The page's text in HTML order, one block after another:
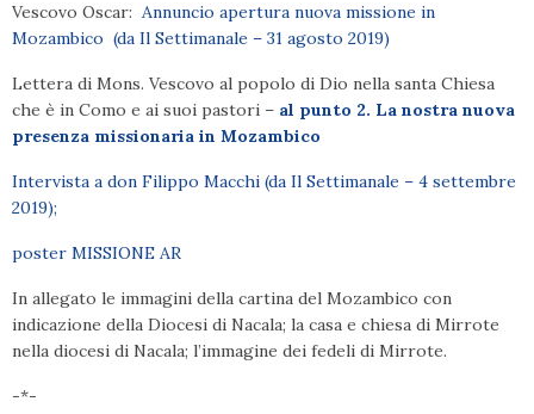
Vescovo Oscar: Annuncio apertura nuova missione in
Mozambico (da Il Settimanale – 31 agosto 2019)
Lettera di Mons. Vescovo al popolo di Dio nella santa Chiesa
che è in Como e ai suoi pastori – al punto 2. La nostra nuova
presenza missionaria in Mozambico
Intervista a don Filippo Macchi (da Il Settimanale – 4 settembre
2019);
poster MISSIONE AR
In allegato le immagini della cartina del Mozambico con
indicazione della Diocesi di Nacala; la casa e chiesa di Mirrote
nella diocesi di Nacala; l’immagine dei fedeli di Mirrote.
-*-